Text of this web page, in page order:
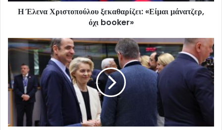
Η Έλενα Χριστοπούλου ξεκαθαρίζει: «Είμαι μάνατζερ,
όχι booker»